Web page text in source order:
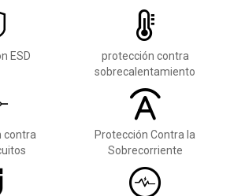
ESD
protección contra
sobrecalentamiento
contra
Protección Contra la
Sobrecorriente